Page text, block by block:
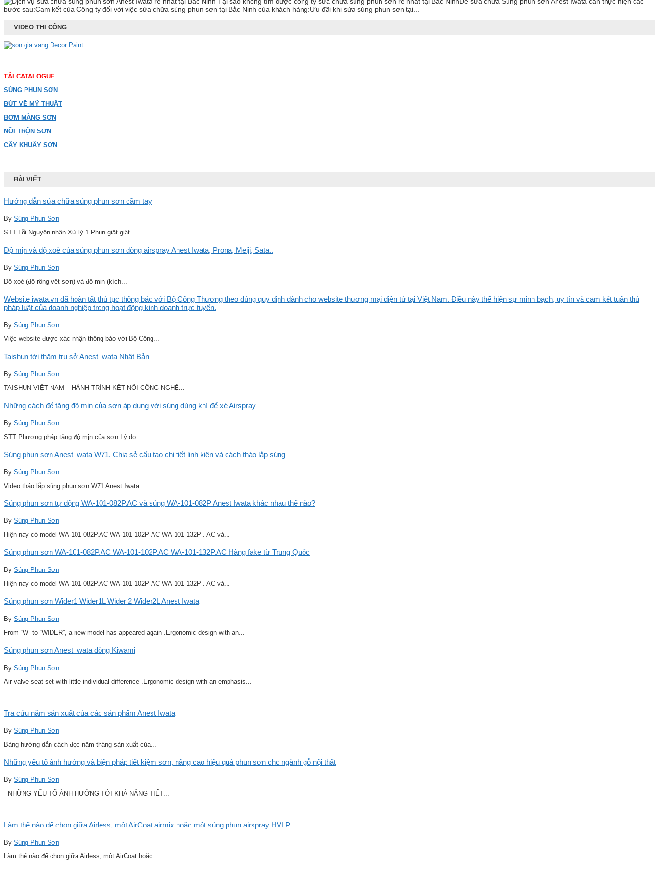
Tại sao không tìm được công ty sửa chữa súng phun sơn rẻ nhất tại Bắc NinhĐể sửa chữa Súng phun sơn Anest Iwata cần thực hiện các
bước sau:Cam kết của Công ty đối với việc sửa chữa súng phun sơn tại Bắc Ninh của khách hàng:Ưu đãi khi sửa súng phun sơn tại...
VIDEO THI CÔNG
TẢI CATALOGUE
SÚNG PHUN SƠN
BÚT VẼ MỸ THUẬT
BƠM MÀNG SƠN
NỒI TRỘN SƠN
CÂY KHUẤY SƠN
BÀI VIẾT
Hướng dẫn sửa chữa súng phun sơn cầm tay
By Súng Phun Sơn
STT Lỗi Nguyên nhân Xử lý 1 Phun giật giật...
Độ mịn và độ xoè của súng phun sơn dòng airspray Anest Iwata, Prona, Meiji, Sata..
By Súng Phun Sơn
Độ xoè (độ rộng vệt sơn) và độ mịn (kích...
Website iwata.vn đã hoàn tất thủ tục thông báo với Bộ Công Thương theo đúng quy định dành cho website thương mại điện tử tại Việt Nam. Điều này thể hiện sự minh bạch, uy tín và cam kết tuân thủ
pháp luật của doanh nghiệp trong hoạt động kinh doanh trực tuyến.
By Súng Phun Sơn
Việc website được xác nhận thông báo với Bộ Công...
Taishun tới thăm trụ sở Anest Iwata Nhật Bản
By Súng Phun Sơn
TAISHUN VIỆT NAM – HÀNH TRÌNH KẾT NỐI CÔNG NGHỆ...
Những cách để tăng độ mịn của sơn áp dụng với súng dùng khí để xé Airspray
By Súng Phun Sơn
STT Phương pháp tăng độ mịn của sơn Lý do...
Súng phun sơn Anest Iwata W71. Chia sẻ cấu tạo chi tiết linh kiện và cách tháo lắp súng
By Súng Phun Sơn
Video tháo lắp súng phun sơn W71 Anest Iwata:
Súng phun sơn tự động WA-101-082P.AC và súng WA-101-082P Anest Iwata khác nhau thế nào?
By Súng Phun Sơn
Hiện nay có model WA-101-082P.AC WA-101-102P-AC WA-101-132P . AC và...
Súng phun sơn WA-101-082P.AC WA-101-102P.AC WA-101-132P.AC Hàng fake từ Trung Quốc
By Súng Phun Sơn
Hiện nay có model WA-101-082P.AC WA-101-102P-AC WA-101-132P . AC và...
Súng phun sơn Wider1 Wider1L Wider 2 Wider2L Anest Iwata
By Súng Phun Sơn
From “W” to “WIDER”, a new model has appeared again .Ergonomic design with an...
Súng phun sơn Anest Iwata dòng Kiwami
By Súng Phun Sơn
Air valve seat set with little individual difference .Ergonomic design with an emphasis...
Tra cứu năm sản xuất của các sản phẩm Anest Iwata
By Súng Phun Sơn
Bảng hướng dẫn cách đọc năm tháng sản xuất của...
Những yếu tố ảnh hưởng và biện pháp tiết kiệm sơn, nâng cao hiệu quả phun sơn cho ngành gỗ nội thất
By Súng Phun Sơn
NHỮNG YẾU TỐ ẢNH HƯỞNG TỚI KHẢ NĂNG TIẾT...
Làm thế nào để chọn giữa Airless, một AirCoat airmix hoặc một súng phun airspray HVLP
By Súng Phun Sơn
Làm thế nào để chọn giữa Airless, một AirCoat hoặc...